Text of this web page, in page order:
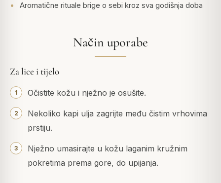
Aromatične rituale brige o sebi kroz sva godišnja doba
Način uporabe
Za lice i tijelo
Očistite kožu i nježno je osušite.
Nekoliko kapi ulja zagrijte među čistim vrhovima
prstiju.
Nježno umasirajte u kožu laganim kružnim
pokretima prema gore, do upijanja.